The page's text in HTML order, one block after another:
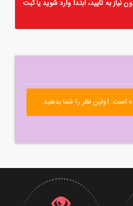
به تایید، ابتداواردشوید یاثبت
اولین نظر را شما بدهید.